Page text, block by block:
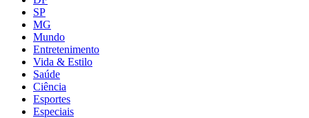
SP
MG
Mundo
Entretenimento
Vida & Estilo
Saúde
Ciência
Esportes
Especiais